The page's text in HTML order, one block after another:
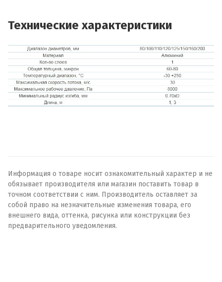
Технические характеристики
Информация о товаре носит ознакомительный характер и не
обязывает производителя или магазин поставить товар в
точном соответствии с ним. Производитель оставляет за
собой право на незначительные изменения товара, его
внешнего вида, оттенка, рисунка или конструкции без
предварительного уведомления.